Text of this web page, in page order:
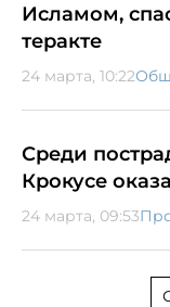
Исламом,
теракте
24 марта, 10:22
Среди
Крокусе
24 марта, 09:53